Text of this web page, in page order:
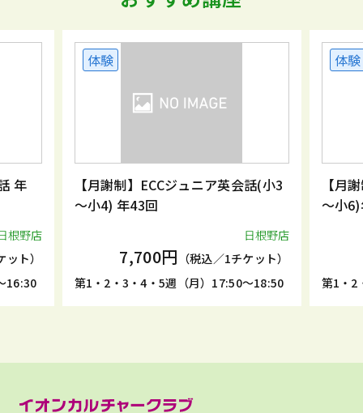
年
根野店
ト）
16:30
体験
【月謝制】ECCジュニア英会話(小3
～小4) 年43回
日根野店
7,700円 （税込／1チケット）
第1・2・3・4・5週（月）17:50～18:50
体験
【月
～小
第1・2